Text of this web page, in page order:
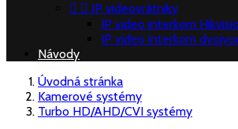
  IP videovrátniky
IP video interkom
IP video interkom
Návody
Úvodná stránka
Kamerové systémy
Turbo HD/AHD/CVI systémy